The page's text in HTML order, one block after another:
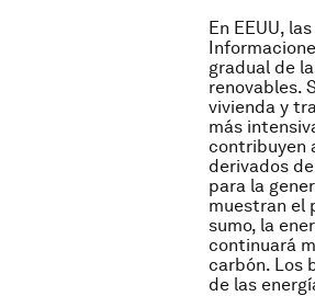
En EEUU,
gradual de
renovables.
vivienda y
más
contribuyen
derivados
para la
muestran el
sumo, la
continuará
carbón. Los
de las